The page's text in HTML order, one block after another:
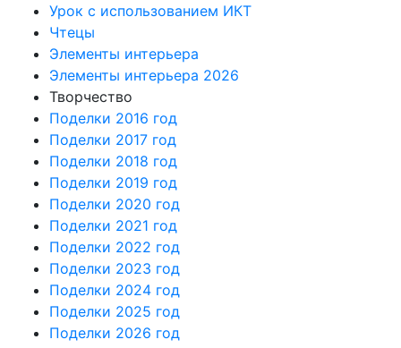
Урок с использованием ИКТ
Чтецы
Элементы интерьера
Элементы интерьера 2026
Творчество
Поделки 2016 год
Поделки 2017 год
Поделки 2018 год
Поделки 2019 год
Поделки 2020 год
Поделки 2021 год
Поделки 2022 год
Поделки 2023 год
Поделки 2024 год
Поделки 2025 год
Поделки 2026 год